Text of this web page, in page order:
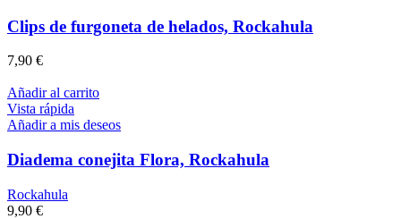
Clips de furgoneta de helados, Rockahula
7,90 €
Añadir al carrito
Vista rápida
Añadir a mis deseos
Diadema conejita Flora, Rockahula
Rockahula
9,90 €